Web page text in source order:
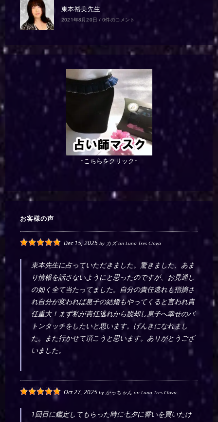
東本裕美先生
2021年8月20日 / 0件のコメント
↑こちらをクリック↑
お客様の声
Dec 15, 2025 by カズonLuna Tres Clova
東本先生に占っていただきました。驚きました、あま
り情報を話さないようにと思ったのですが、お見通し
の如く全て当たってました。自分の責任逃れも指摘さ
れ自分が変われば息子の結婚もやってくると言われ責
任重大！まず私が責任逃れから脱却し息子へ幸せのバ
トンタッチをしたいと思います。げんきになれまし
た。また行かせて頂こうと思います。ありがとうござ
いました。
Oct 27, 2025 by かっちゃん onLuna Tres Clova
1回目に鑑定してもらった時に七夕に誓いを買いたけ